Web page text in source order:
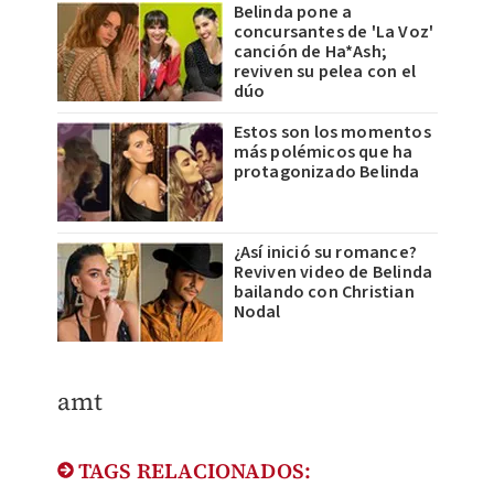
Belinda pone a
concursantes de 'La Voz'
canción de Ha*Ash;
reviven su pelea con el
dúo
Estos son los momentos
más polémicos que ha
protagonizado Belinda
¿Así inició su romance?
Reviven video de Belinda
bailando con Christian
Nodal
​amt
TAGS RELACIONADOS: